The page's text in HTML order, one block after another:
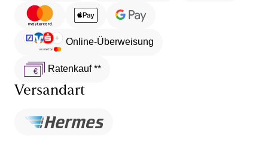
Online-Überweisung
Ratenkauf **
Versandart